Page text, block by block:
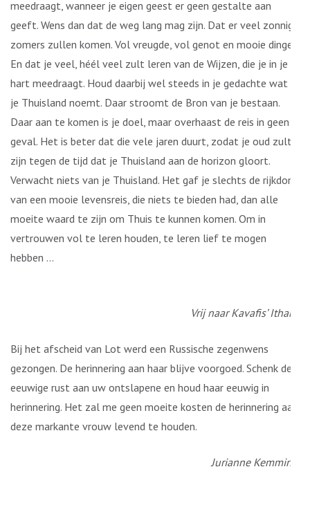
meedraagt, wanneer je eigen geest er geen gestalte aan
geeft. Wens dan dat de weg lang mag zijn. Dat er veel zonnige
zomers zullen komen. Vol vreugde, vol genot en mooie dingen.
En dat je veel, héél veel zult leren van de Wijzen, die je in je
hart meedraagt. Houd daarbij wel steeds in je gedachte wat jij
je Thuisland noemt. Daar stroomt de Bron van je bestaan.
Daar aan te komen is je doel, maar overhaast de reis in geen
geval. Het is beter dat die vele jaren duurt, zodat je oud zult
zijn tegen de tijd dat je Thuisland aan de horizon gloort.
Verwacht niets van je Thuisland. Het gaf je slechts de rijkdom
van een mooie levensreis, die niets te bieden had, dan alle
moeite waard te zijn om Thuis te kunnen komen. Om in
vertrouwen vol te leren houden, te leren lief te mogen
hebben …
Vrij naar Kavafis’ Ithaka
Bij het afscheid van Lot werd een Russische zegenwens
gezongen. De herinnering aan haar blijve voorgoed. Schenk de
eeuwige rust aan uw ontslapene en houd haar eeuwig in
herinnering. Het zal me geen moeite kosten de herinnering aan
deze markante vrouw levend te houden.
Jurianne Kemmink.